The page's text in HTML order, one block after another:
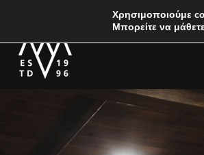
Χρησιμοποιούμε
Μπορείτε να